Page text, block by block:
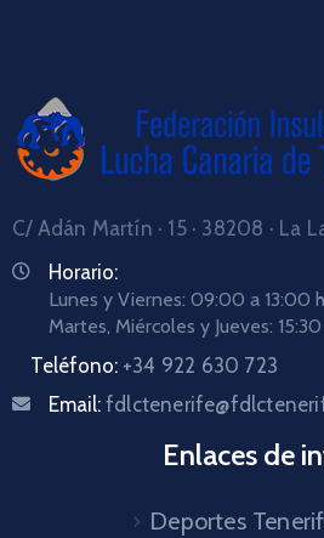
C/ Adán Martín · 15 · 38208 · La
Horario:
Lunes y Viernes: 09:00 a 13:00 h
Martes, Miércoles y Jueves:
Teléfono: +34 922 630 723
Email:
Enlaces de
Deportes